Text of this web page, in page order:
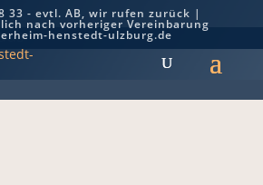
33 - evtl. AB, wir rufen zurück |
nach vorheriger Vereinbarung
henstedt-ulzburg.de